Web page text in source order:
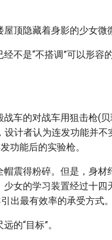
顶隐藏着身影的少女微
不是“不搭调”可以形容
车的对战车用狙击枪(
计者认为连发功能并不
功能后的实验枪。
震得粉碎。但是，身材
女的学习装置经过十四
出最有效率的承受方式
的“目标”。